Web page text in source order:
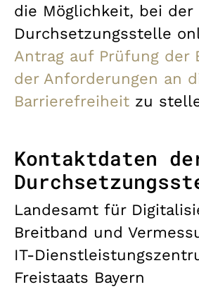
die Möglichkeit, bei der
Durchsetzungsstelle
Antrag auf Prüfung der
der Anforderungen an
Barrierefreiheit zu
Kontaktdaten
Landesamt für
Breitband und
IT-
Freistaats Bayern